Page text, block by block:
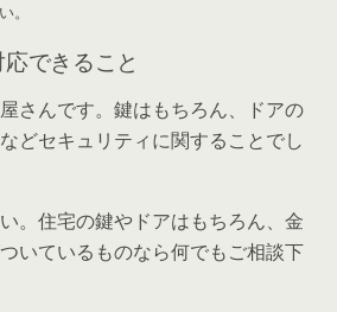
。
できること
さんです。鍵はもちろん、ドアの
どセキュリティに関することでし
。住宅の鍵やドアはもちろん、金
いているものなら何でもご相談下